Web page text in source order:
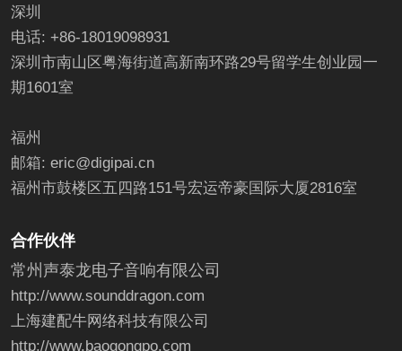
深圳
电话: +86-18019098931
深圳市南山区粤海街道高新南环路29号留学生创业园一
期1601室
福州
邮箱: eric@digipai.cn
福州市鼓楼区五四路151号宏运帝豪国际大厦2816室
合作伙伴
常州声泰龙电子音响有限公司
http://www.sounddragon.com
上海建配牛网络科技有限公司
http://www.baogongpo.com